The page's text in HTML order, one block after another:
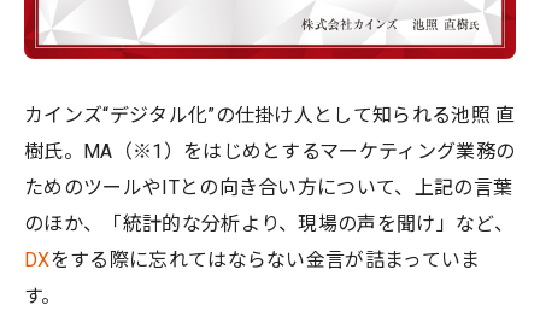
カインズ“デジタル化”の仕掛け人として知られる池照 直
樹氏。MA（※1）をはじめとするマーケティング業務の
ためのツールやITとの向き合い方について、上記の言葉
のほか、「統計的な分析より、現場の声を聞け」など、
DXをする際に忘れてはならない金言が詰まっていま
す。